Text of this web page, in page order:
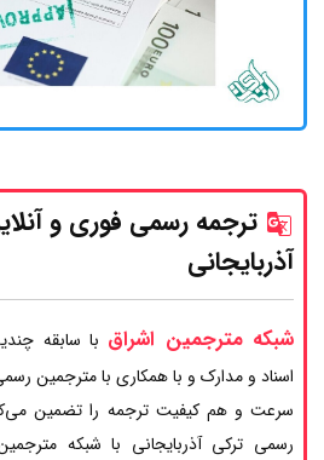
ترجمه رسمی فوری و
آذربایجانی
شبکه مترجمین اشراق با سابقه
اسناد و مدارک و با همکاری با مترجمین
سرعت و هم کیفیت ترجمه را تضمین
رسمی ترکی آذربایجانی با شبکه